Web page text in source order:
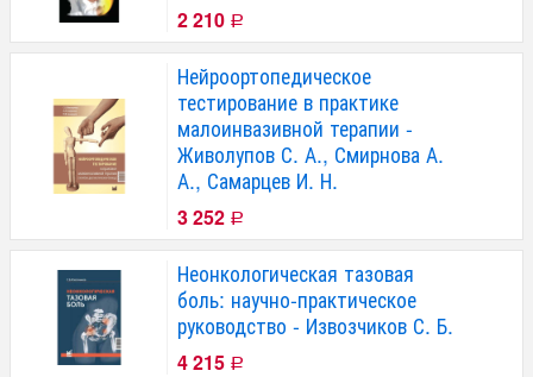
2 210 Р
Нейроортопедическое
тестирование в практике
малоинвазивной терапии -
Живолупов С. А., Смирнова А.
А., Самарцев И. Н.
3 252 Р
Неонкологическая тазовая
боль: научно-практическое
руководство - Извозчиков С. Б.
4 215 Р